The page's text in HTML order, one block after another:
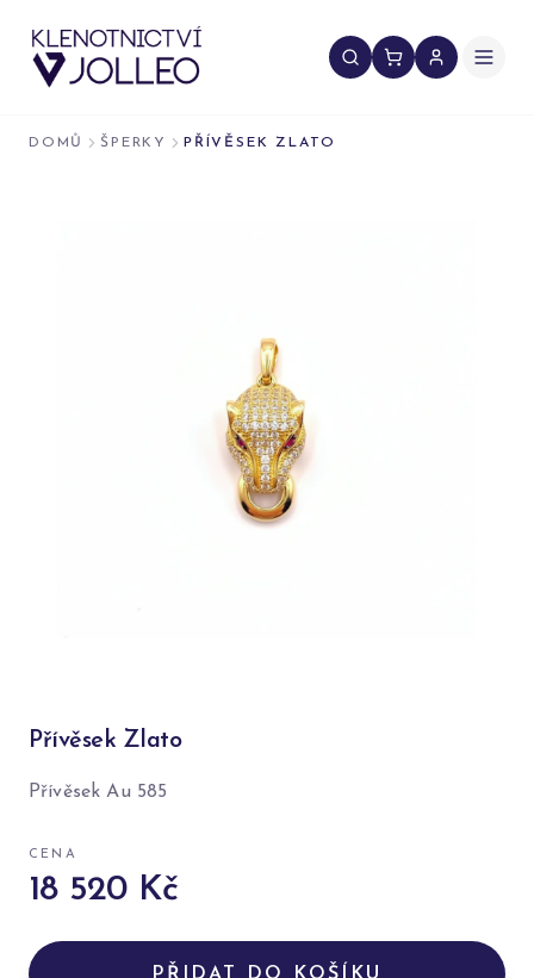
DOMŮ ŠPERKY PŘÍVĚSEK ZLATO
Přívěsek Zlato
Přívěsek Au 585
CENA
18 520 Kč